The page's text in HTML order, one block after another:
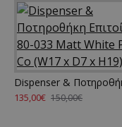
135,00€ 150,00€